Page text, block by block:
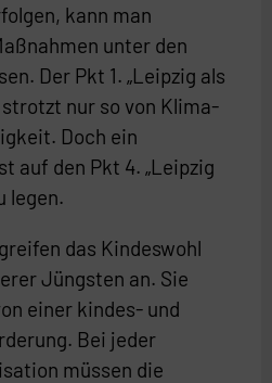
kann man
unter den
Der Pkt 1. „Leipzig als
nur so von Klima-
Doch ein
auf den Pkt 4. „Leipzig
legen.
das Kindeswohl
Jüngsten an. Sie
einer kindes- und
Bei jeder
müssen die